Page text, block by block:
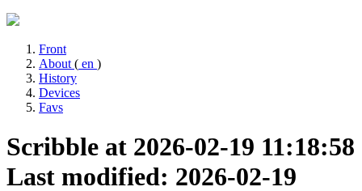
Front
About ( en )
History
Devices
Favs
Scribble at 2026-02-19 11:18:58
Last modified: 2026-02-19